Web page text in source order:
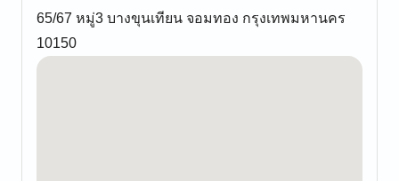
65/67 หมู่3 บางขุนเทียน จอมทอง กรุงเทพมหานคร
10150